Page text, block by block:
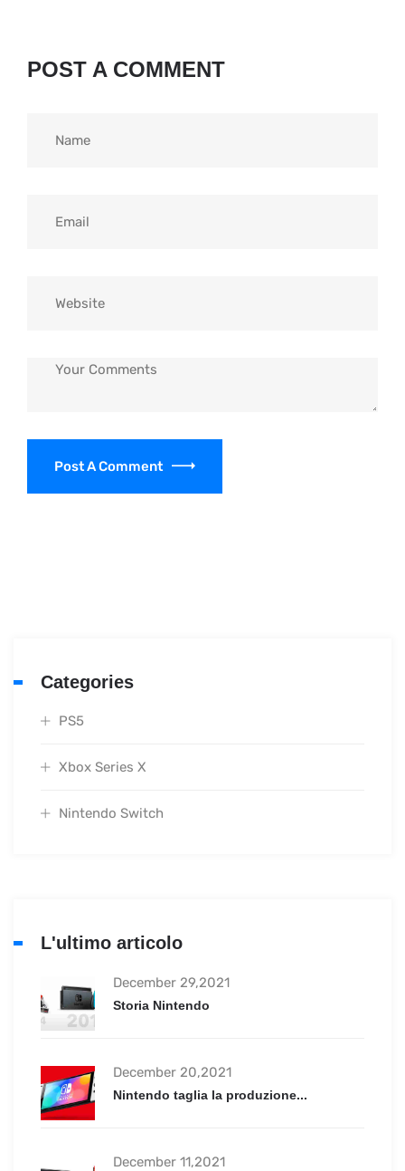
POST A COMMENT
Post A Comment
Categories
PS5
Xbox Series X
Nintendo Switch
L'ultimo articolo
December 29,2021
Storia Nintendo
December 20,2021
Nintendo taglia la produzione...
December 11,2021